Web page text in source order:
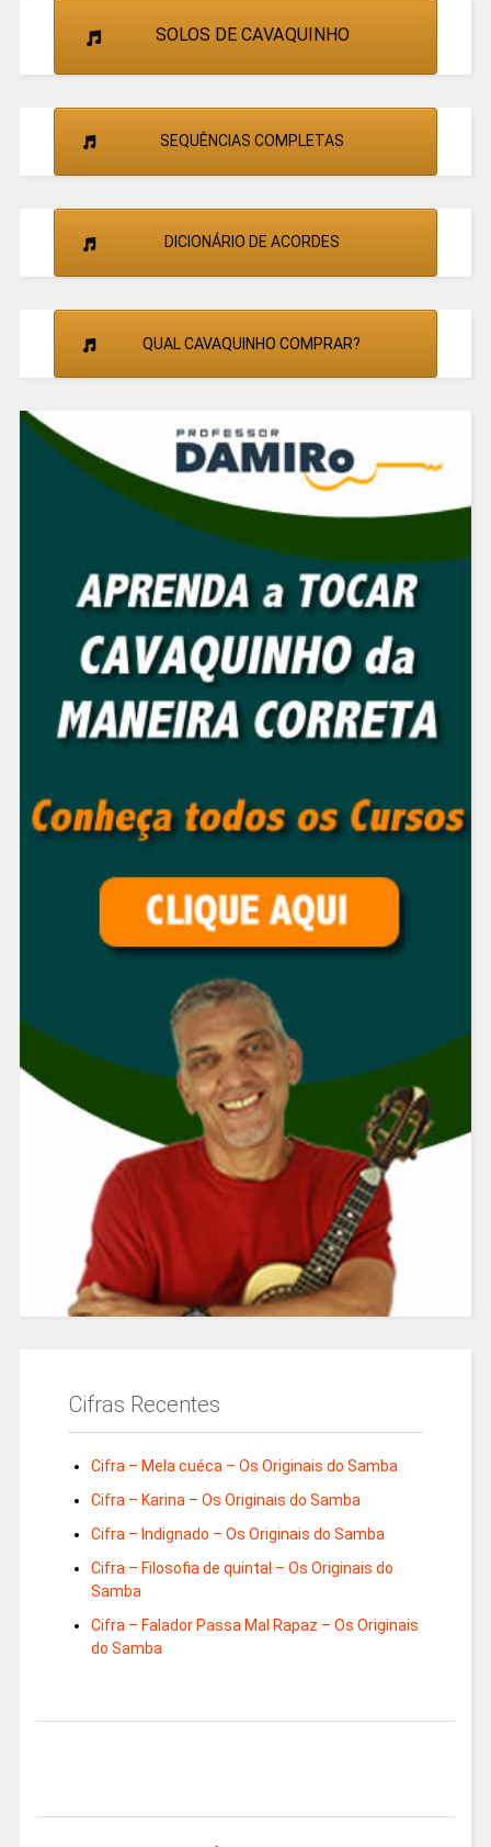
SOLOS DE CAVAQUINHO
SEQUÊNCIAS COMPLETAS
DICIONÁRIO DE ACORDES
QUAL CAVAQUINHO COMPRAR?
Cifras Recentes
Cifra – Mela cuéca – Os Originais do Samba
Cifra – Karina – Os Originais do Samba
Cifra – Indignado – Os Originais do Samba
Cifra – Filosofia de quintal – Os Originais do
Samba
Cifra – Falador Passa Mal Rapaz – Os Originais
do Samba